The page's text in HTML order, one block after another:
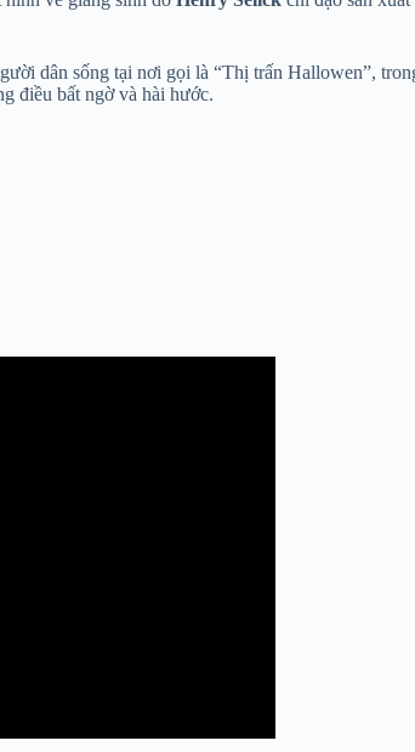
dân sống tại nơi gọi là “Thị trấn Hallowen”,
điều bất ngờ và hài hước.